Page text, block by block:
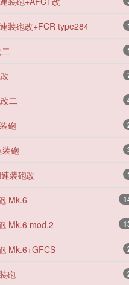
装砲改+FCR type284
二
砲
装砲
装砲改
Mk.6
Mk.6 mod.2
Mk.6+GFCS
砲